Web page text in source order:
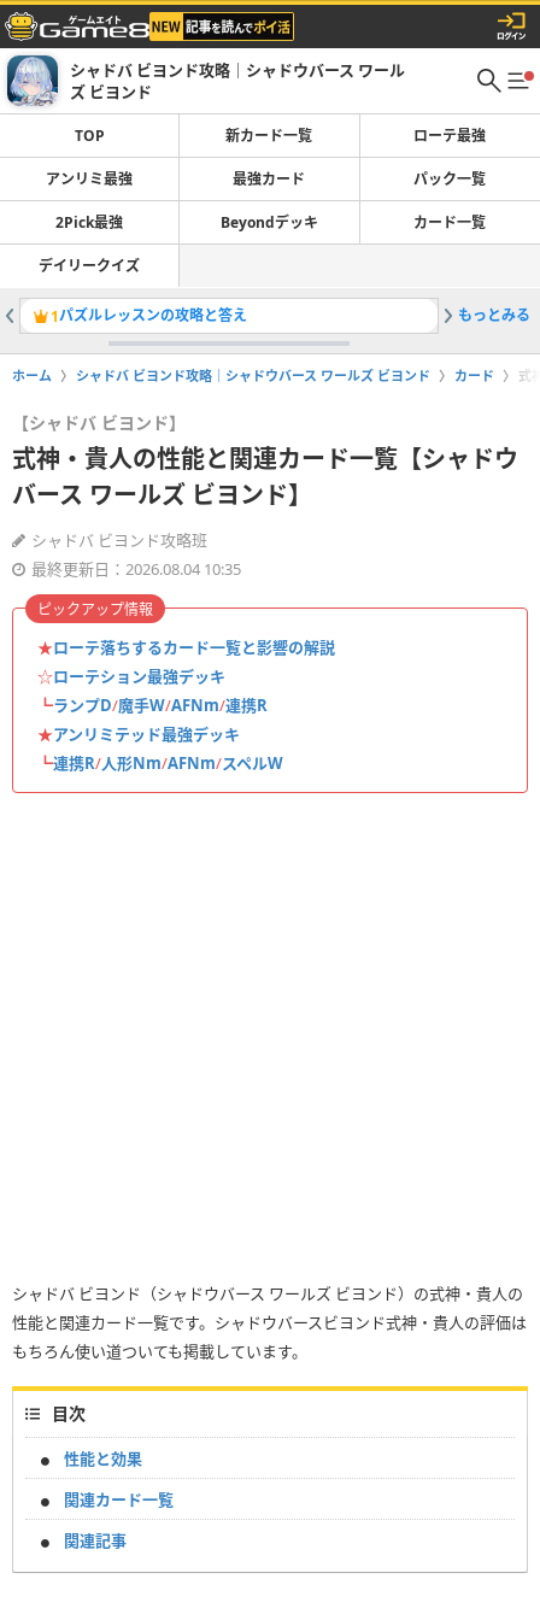
シャドバ ビヨンド攻略｜シャドウバース ワール
ズ ビヨンド
TOP 新カード一覧 ローテ最強
アンリミ最強 最強カード パック一覧
2Pick最強 Beyondデッキ カード一覧
デイリークイズ
1パズルレッスンの攻略と答え 2ローテ
もっとみる
ホーム シャドバ ビヨンド攻略｜シャドウバース ワールズ ビヨンド カード 式
【シャドバ ビヨンド】
式神・貴人の性能と関連カード一覧【シャドウ
バース ワールズ ビヨンド】
シャドバ ビヨンド攻略班
最終更新日：2026.08.04 10:35
★ローテ落ちするカード一覧と影響の解説
☆ローテション最強デッキ
┗ランプD/魔手W/AFNm/連携R
★アンリミテッド最強デッキ
┗連携R/人形Nm/AFNm/スペルW
ピックアップ情報
シャドバ ビヨンド（シャドウバース ワールズ ビヨンド）の式神・貴人の
性能と関連カード一覧です。シャドウバースビヨンド式神・貴人の評価は
もちろん使い道ついても掲載しています。
目次
性能と効果
関連カード一覧
関連記事